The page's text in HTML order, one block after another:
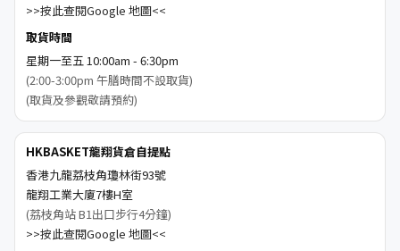
>>按此查閱Google 地圖<<
取貨時間
星期一至五 10:00am - 6:30pm
(2:00-3:00pm 午膳時間不設取貨)
(取貨及參觀敬請預約)
HKBASKET龍翔貨倉自提點
香港九龍荔枝角瓊林街93號
龍翔工業大廈7樓H室
(荔枝角站 B1出口步行4分鐘)
>>按此查閱Google 地圖<<